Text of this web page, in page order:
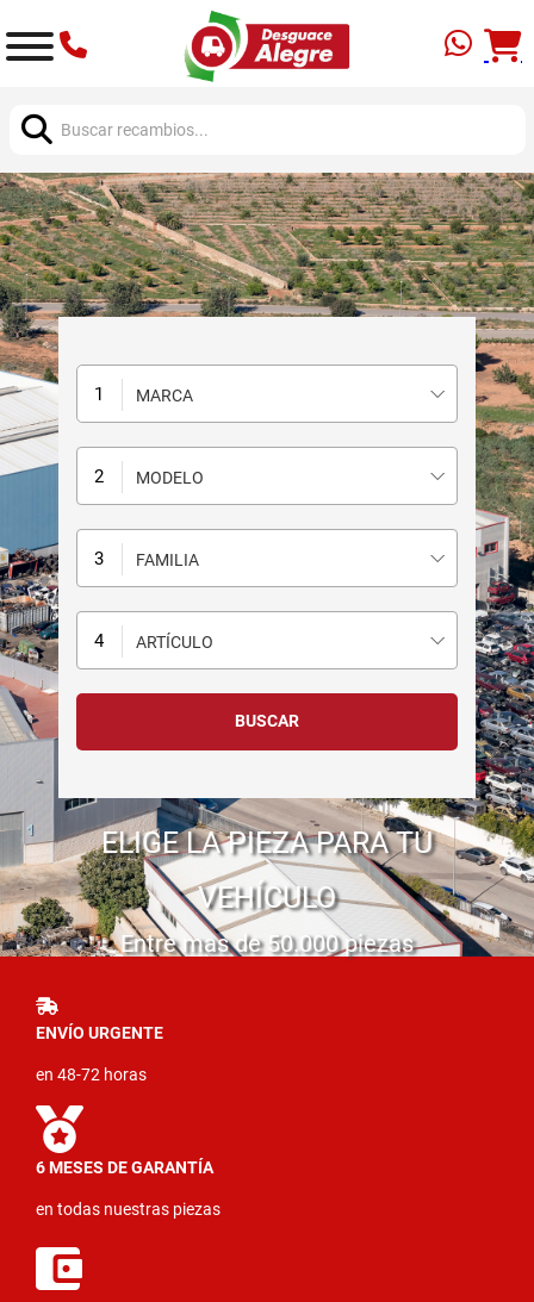
MARCA
MODELO
FAMILIA
ARTÍCULO
ELIGE LA PIEZA PARA TU
VEHÍCULO
Entre mas de 50.000 piezas
ENVÍO URGENTE
en 48-72 horas
6 MESES DE GARANTÍA
en todas nuestras piezas